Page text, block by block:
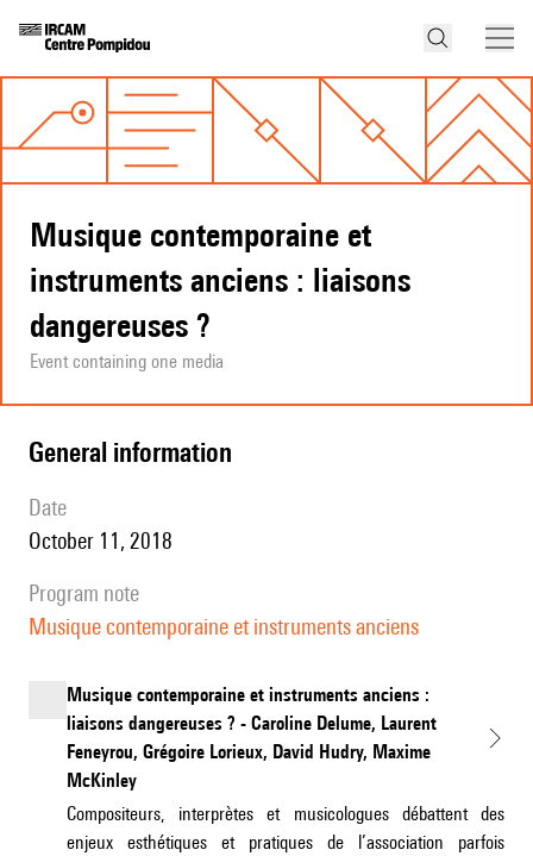
Musique contemporaine et
instruments anciens : liaisons
dangereuses ?
Event containing one media
general information
date
October 11, 2018
program note
Musique contemporaine et instruments anciens
Musique contemporaine et instruments anciens :
liaisons dangereuses ? - Caroline Delume, Laurent
Feneyrou, Grégoire Lorieux, David Hudry, Maxime
McKinley
Compositeurs, interprètes et musicologues débattent des
enjeux esthétiques et pratiques de l’association parfois